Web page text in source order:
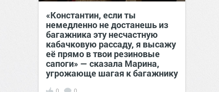
«Константин, если ты
немедленно не достанешь из
багажника эту несчастную
кабачковую рассаду, я высажу
её прямо в твои резиновые
сапоги» — сказала Марина,
угрожающе шагая к багажнику